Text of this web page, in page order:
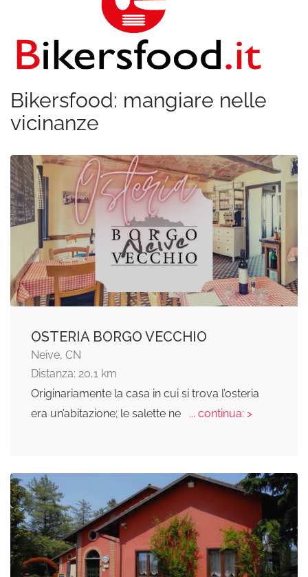
Bikersfood: mangiare nelle
vicinanze
OSTERIA BORGO VECCHIO
Neive, CN
Distanza: 20,1 km
Originariamente la casa in cui si trova l’osteria
era un’abitazione; le salette ne
... continua: >